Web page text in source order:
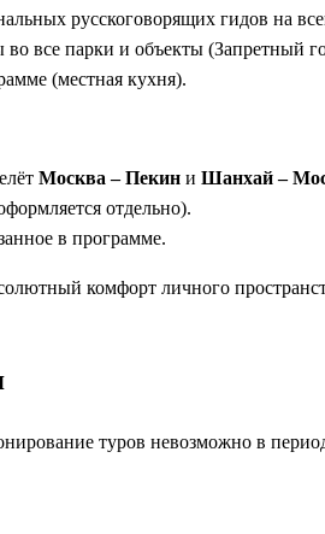
русскоговорящих гидов на
все парки и объекты (Запретный
(местная кухня).
Москва – Пекин и Шанхай –
отдельно).
в программе.
комфорт личного
туров невозможно в